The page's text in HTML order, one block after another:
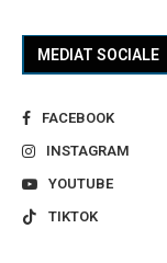
MEDIAT SOCIALE
FACEBOOK
INSTAGRAM
YOUTUBE
TIKTOK